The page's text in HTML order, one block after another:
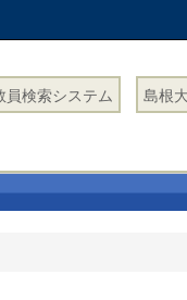
員検索システム 島根